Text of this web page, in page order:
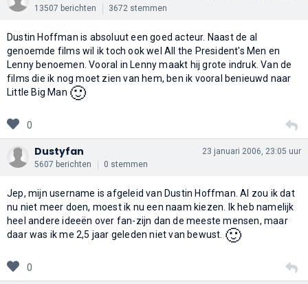
13507 berichten 3672 stemmen
Dustin Hoffman is absoluut een goed acteur. Naast de al
genoemde films wil ik toch ook wel All the President's Men en
Lenny benoemen. Vooral in Lenny maakt hij grote indruk. Van de
films die ik nog moet zien van hem, ben ik vooral benieuwd naar
Little Big Man 🙂
0
Dustyfan
5607 berichten 0 stemmen
23 januari 2006, 23:05 uur
Jep, mijn username is afgeleid van Dustin Hoffman. Al zou ik dat
nu niet meer doen, moest ik nu een naam kiezen. Ik heb namelijk
heel andere ideeën over fan-zijn dan de meeste mensen, maar
daar was ik me 2,5 jaar geleden niet van bewust. 🙂
0